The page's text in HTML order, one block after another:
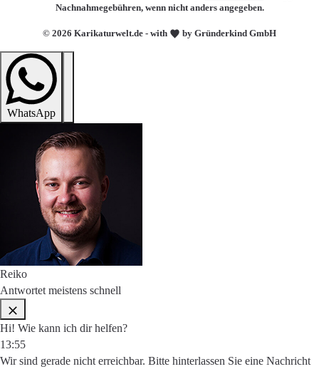
© 2026 Karikaturwelt.de - with by Gründerkind GmbH
Nachnahmegebühren, wenn nicht anders angegeben.
WhatsApp
Reiko
Antwortet meistens schnell
Hi! Wie kann ich dir helfen?
13:55
Wir sind gerade nicht erreichbar. Bitte hinterlassen Sie eine Nachricht